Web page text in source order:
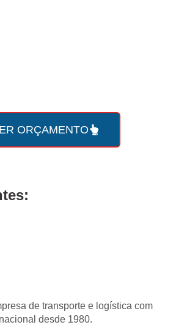
ORÇAMENTO
de transporte e logística com
desde 1980.